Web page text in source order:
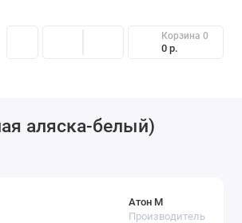
Корзина 0
0 р.
аляска-белый)
Атон М
Производитель